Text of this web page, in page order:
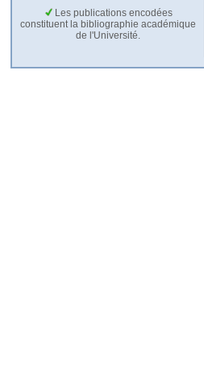
Les publications encodées
constituent la bibliographie académique
de l'Université.